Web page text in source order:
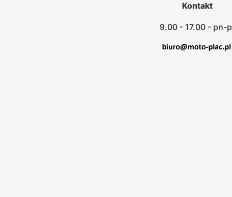
Kontakt
9.00 - 17.00 - pn-